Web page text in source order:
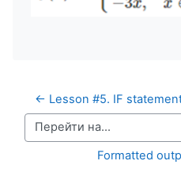
← Lesson #5. IF
Перейти на...
Formatted